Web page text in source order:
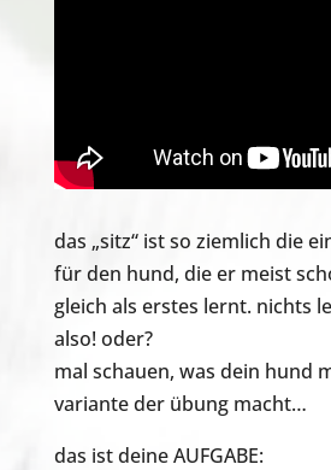
das „sitz“ ist so ziemlich die
für den hund, die er meist
gleich als erstes lernt. nichts
also! oder?
mal schauen, was dein hund
variante der übung macht…
das ist deine AUFGABE: